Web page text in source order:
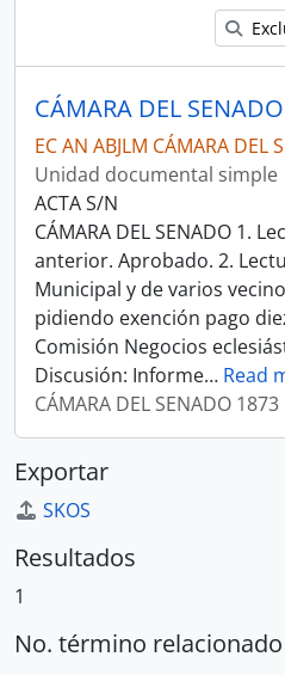
CÁMARA DEL
EC AN ABJLM CÁMARA DEL
Unidad documental simple
ACTA S/N
CÁMARA DEL SENADO 1.
anterior. Aprobado. 2.
Municipal y de varios
pidiendo exención pago
Comisión Negocios
Discusión: Informe… Read
CÁMARA DEL SENADO 1873
Exportar
SKOS
Resultados
1
No. término relacionado